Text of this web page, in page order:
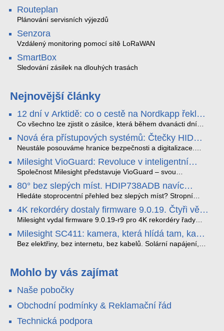
Routeplan
Plánování servisních výjezdů
Senzora
Vzdálený monitoring pomocí sítě LoRaWAN
SmartBox
Sledování zásilek na dlouhých trasách
Nejnovější články
12 dní v Arktidě: co o cestě na Nordkapp řekla
data ze SMARTBOX 2 MAX
Co všechno lze zjistit o zásilce, která během dvanácti dní
projede Arktidou? SMARTBOX 2 MAX jsme vzali na trasu z
Tromsø přes Lofoty, Kirunu a finské Laponsko až na
Nordkapp. Bez jediného dobití, v mrazu až −13 °C a mimo
otřesy i náklon. Výsledkem není jen čára na mapě, ale
podrobný datový příběh celé cesty.
Nová éra přístupových systémů: Čtečky HID
Signo
Neustále posouváme hranice bezpečnosti a digitalizace.
v oblasti kontroly přístupu – moderní a vysoce univerzální
čtečky HID Signo.
Milesight VioGuard: Revoluce v inteligentní
detekci dopravních přestupků
Společnost Milesight představuje VioGuard – svou
dopravních přestupků. Tento systém, poháněný
sofistikovanými algoritmy umělé inteligence (AI), je navržen
tak, aby poskytoval komplexní nástroje pro vymáhání
dopravních předpisů, zvyšoval bezpečnost na silnicích a
optimalizoval plynulost dopravy v moderních městech.
80° bez slepých míst. HDIP738ADB navíc
streamuje na YouTube – bez PC.
Hledáte stoprocentní přehled bez slepých míst? Stropní
panoramatická kamera HDIP738ADB skládá obraz ze dvou
4MP senzorů SONY do jednoho čistého 180° záběru bez
zkreslení. K tomu přidává AI detekci osob a vozidel,
YouTube – bez běžícího počítače.
4K rekordéry dostaly firmware 9.0.19. Čtyři věci,
které musíte vědět.
Milesight vydal firmware 9.0.19-r9 pro 4K rekordéry řady
které vám zjednoduší práci – a jedna z nich vám ušetří
spoustu zbytečných výjezdů k zákazníkům.
Milesight SC411: kamera, která hlídá tam, kam
kabel nedosáhne
Bez elektřiny, bez internetu, bez kabelů. Solární napájení,
váš telefon. Podívejte se na video.
Mohlo by vás zajímat
Naše pobočky
Obchodní podmínky & Reklamační řád
Technická podpora